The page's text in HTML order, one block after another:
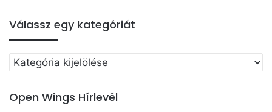
Válassz egy kategóriát
Válassz
egy
Open Wings Hírlevél